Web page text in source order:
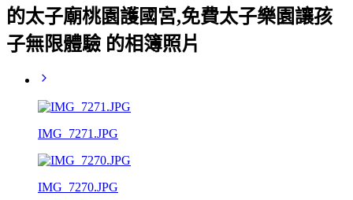
的太子廟桃園護國宮,免費太子樂園讓孩
子無限體驗 的相簿照片
IMG_7271.JPG
IMG_7270.JPG